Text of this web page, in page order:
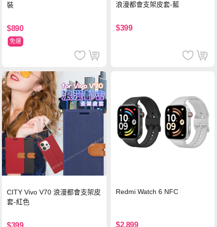
裝
$890
免運
浪漫都會支架皮套-藍
$399
CITY Vivo V70 浪漫都會支架皮
套-紅色
Redmi Watch 6 NFC
$2,899